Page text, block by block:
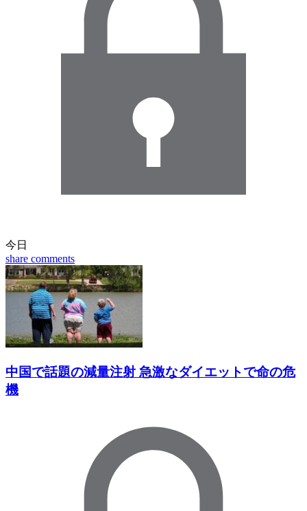
今日
share comments
中国で話題の減量注射 急激なダイエットで命の危
機